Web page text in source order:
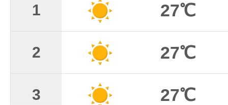
1 27℃
2 27℃
3 27℃